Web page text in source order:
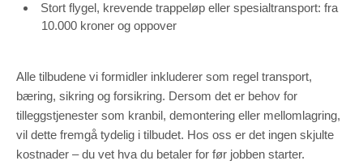
Stort flygel, krevende trappeløp eller spesialtransport: fra
10.000 kroner og oppover
Alle tilbudene vi formidler inkluderer som regel transport,
bæring, sikring og forsikring. Dersom det er behov for
tilleggstjenester som kranbil, demontering eller mellomlagring,
vil dette fremgå tydelig i tilbudet. Hos oss er det ingen skjulte
kostnader – du vet hva du betaler for før jobben starter.